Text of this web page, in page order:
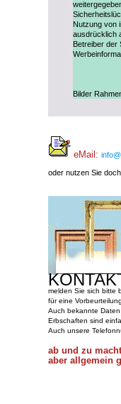
Nutzung von
ausdrücklich
Betreiber der
Bilder
eMail:
oder nutzen Sie
melden Sie sich bitte
für eine
Auch bekannte
Erbschaften sind
Auch unsere
ab und zu
aber allgemein